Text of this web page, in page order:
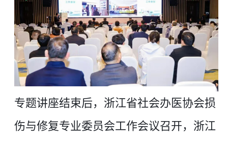
专题讲座结束后，浙江省社会办医协会损
伤与修复专业委员会工作会议召开， 浙江